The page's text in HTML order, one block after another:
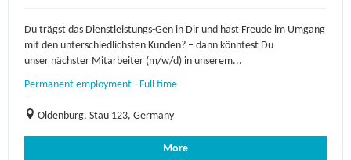
Du trägst das Dienstleistungs-Gen in Dir und hast Freude im Umgang
mit den unterschiedlichsten Kunden? – dann könntest Du
unser nächster Mitarbeiter (m/w/d) in unserem...
Permanent employment - Full time
Oldenburg, Stau 123, Germany
More